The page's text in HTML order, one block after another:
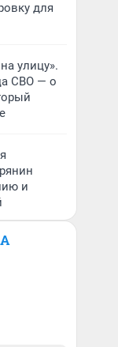
для
улицу».
СВО — о
и